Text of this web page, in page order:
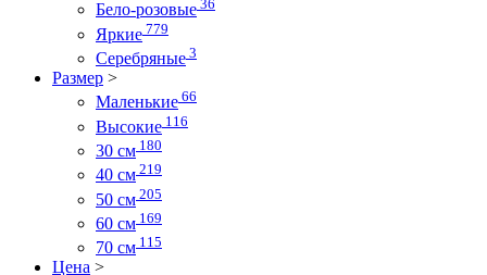
Бело-розовые 36
Яркие 779
Серебряные 3
Размер >
Маленькие 66
Высокие 116
30 см 180
40 см 219
50 см 205
60 см 169
70 см 115
Цена >